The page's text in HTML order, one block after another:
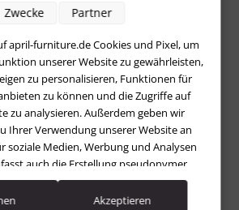
ich/wir (*) den von mir/uns (*)
über den Kauf der folgenden
der folgenden Dienstleistung (*)
april-furniture.de Cookies und Pixel, um
unserer Website zu gewährleisten,
zu personalisieren, Funktionen für
zu können und die Zugriffe auf
zu analysieren. Außerdem geben wir
Ihrer Verwendung unserer Website an
soziale Medien, Werbung und Analysen
auch die Erstellung pseudonymer
Partner (LinkedIn Ireland Unlimited
Google Advertising Products Pinterest)
Zwecke Partner
Akzeptieren